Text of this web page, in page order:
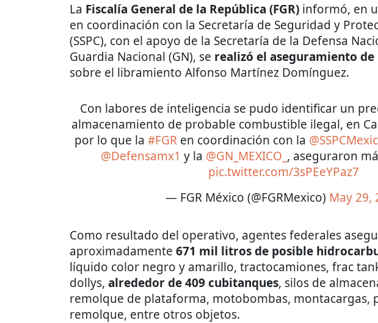
La Fiscalía General de la República (FGR) informó, en
en coordinación con la Secretaría de Seguridad y
(SSPC), con el apoyo de la Secretaría de la Defensa
Guardia Nacional (GN), se realizó el aseguramiento
sobre el libramiento Alfonso Martínez Domínguez.
Con labores de inteligencia se pudo identificar un
almacenamiento de probable combustible ilegal, en
por lo que la #FGR en coordinación con la
@Defensamx1 y la @GN_MEXICO_ , aseguraron
pic.twitter.com/3sPEeYPaz7
— FGR México (@FGRMexico) May 29,
Como resultado del operativo, agentes federales
aproximadamente 671 mil litros de posible
líquido color negro y amarillo, tractocamiones, frac
dollys, alrededor de 409 cubitanques, silos de
remolque de plataforma, motobombas, montacargas,
remolque, entre otros objetos.